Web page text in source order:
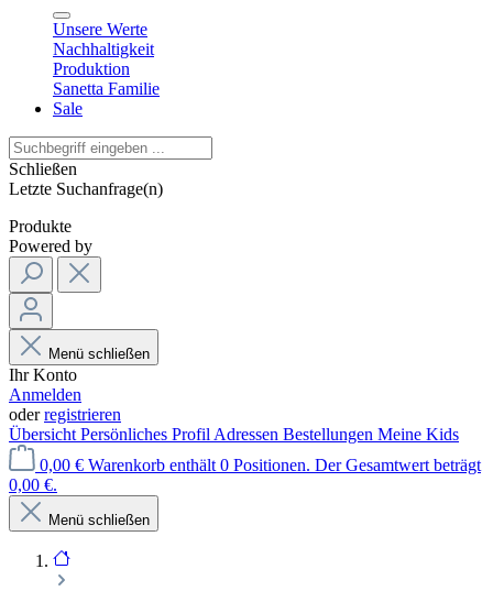
Unsere Werte
Nachhaltigkeit
Produktion
Sanetta Familie
Sale
Schließen
Letzte Suchanfrage(n)
Produkte
Powered by
Menü schließen
Ihr Konto
Anmelden
oderregistrieren
Übersicht Persönliches Profil Adressen Bestellungen Meine Kids
0,00 € Warenkorb enthält 0 Positionen. Der Gesamtwert beträgt
0,00 €.
Menü schließen